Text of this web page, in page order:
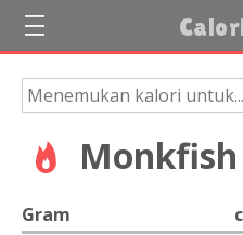
Monkfish
Gram